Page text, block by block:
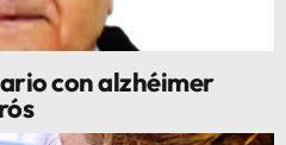
con alzhéimer